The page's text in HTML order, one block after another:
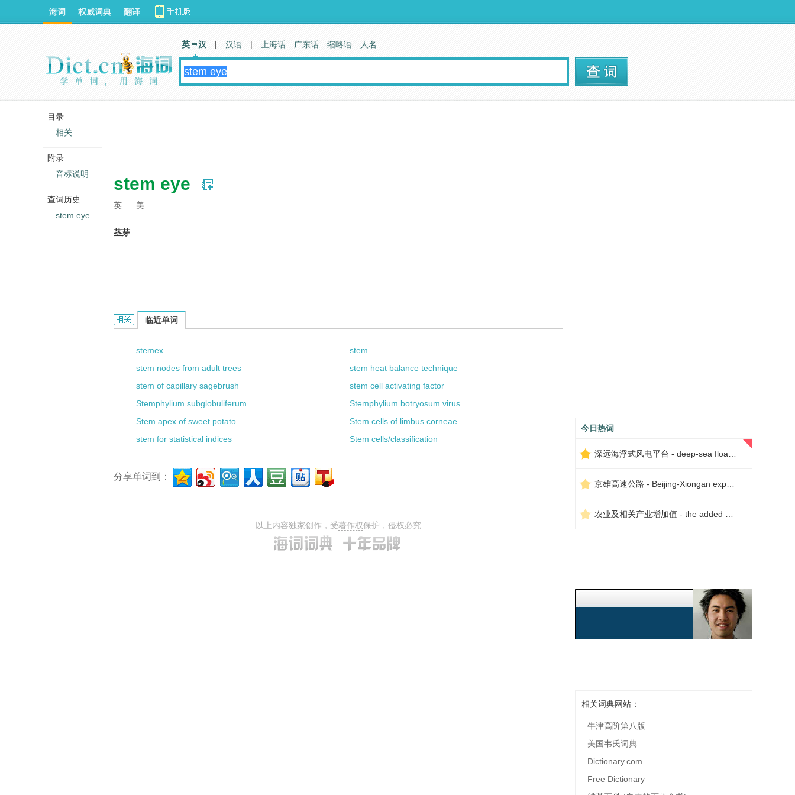
stem eye
英 美
茎芽
stem eye的相关资料：
临近单词
stemex
stem
stem nodes from adult trees
stem heat balance technique
stem of capillary sagebrush
stem cell activating factor
Stemphylium subglobuliferum
Stemphylium botryosum virus
Stem apex of sweet.potato
Stem cells of limbus corneae
stem for statistical indices
Stem cells/classification
分享单词到：
以上内容独家创作，受著作权保护，侵权必究
今日热词
相关词典网站：
牛津高阶第八版
美国韦氏词典
Dictionary.com
Free Dictionary
海词 权威词典 翻译
英 汉 | 汉语 | 上海话 广东话 缩略语 人名
目录
相关
附录
音标说明
查词历史
stem eye